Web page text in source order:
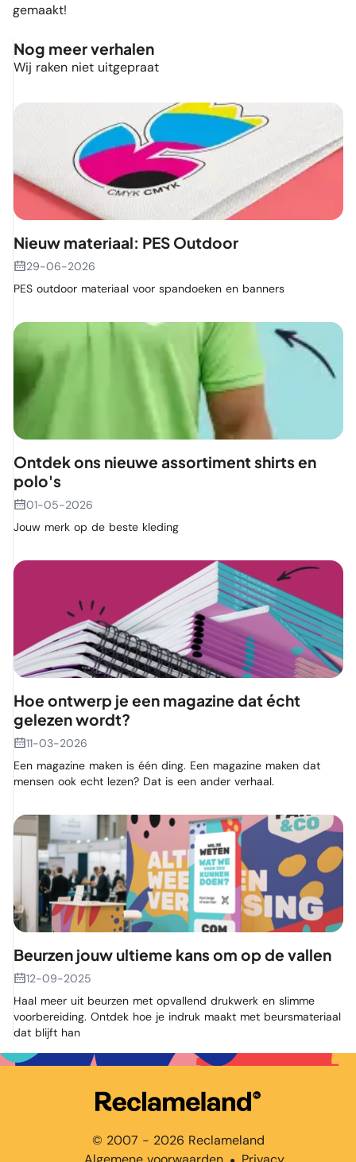
gemaakt!
Nog meer verhalen
Wij raken niet uitgepraat
Nieuw materiaal: PES Outdoor
29-06-2026
PES outdoor materiaal voor spandoeken en banners
Ontdek ons nieuwe assortiment shirts en
polo's
01-05-2026
Jouw merk op de beste kleding
Hoe ontwerp je een magazine dat écht
gelezen wordt?
11-03-2026
Een magazine maken is één ding. Een magazine maken dat
mensen ook echt lezen? Dat is een ander verhaal.
Beurzen jouw ultieme kans om op de vallen
12-09-2025
Haal meer uit beurzen met opvallend drukwerk en slimme
voorbereiding. Ontdek hoe je indruk maakt met beursmateriaal
dat blijft han
© 2007 - 2026 Reclameland